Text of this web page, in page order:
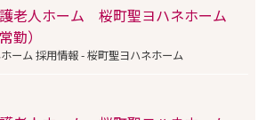
老人ホーム 桜町聖ヨハネホーム
勤）
ーム 採用情報 - 桜町聖ヨハネホーム